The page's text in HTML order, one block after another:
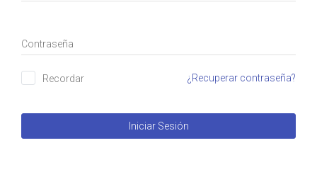
Contraseña
Recordar ¿Recuperar contraseña?
Iniciar Sesión